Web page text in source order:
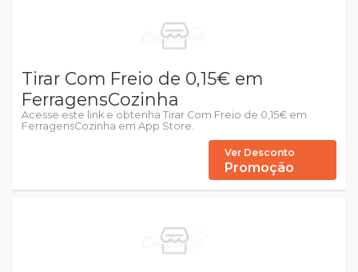
Tirar Com Freio de 0,15€ em
FerragensCozinha
Acesse este link e obtenha Tirar Com Freio de 0,15€ em
FerragensCozinha em App Store.
Ver Desconto
Promoção